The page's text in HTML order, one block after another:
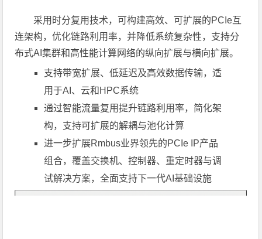
采用时分复用技术，可构建高效、可扩展的PCIe互
连架构，优化链路利用率，并降低系统复杂性，支持分
布式AI集群和高性能计算网络的纵向扩展与横向扩展。
支持带宽扩展、低延迟及高效数据传输，适
用于AI、云和HPC系统
通过智能流量复用提升链路利用率，简化架
构，支持可扩展的解耦与池化计算
进一步扩展Rmbus业界领先的PCIe IP产品
组合，覆盖交换机、控制器、重定时器与调
试解决方案，全面支持下一代AI基础设施